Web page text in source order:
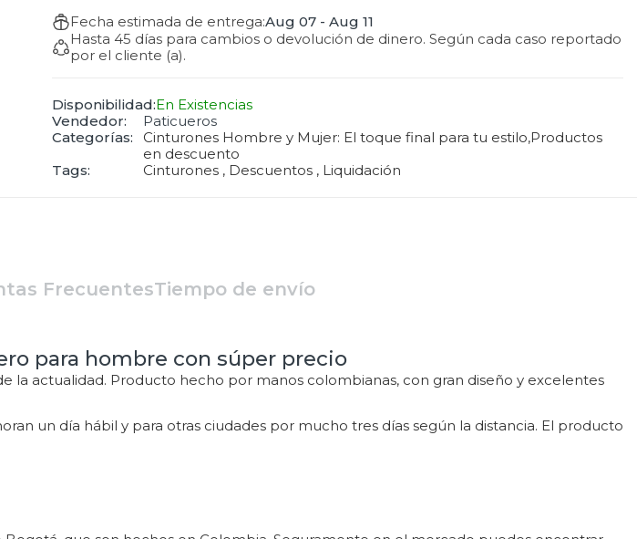
Fecha estimada de entrega:Aug 07 - Aug 11
Hasta 45 días para cambios o devolución de dinero. Según cada caso reportado
por el cliente (a).
Disponibilidad:En Existencias
Vendedor:
Paticueros
Categorías:
Cinturones Hombre y Mujer: El toque final para tu estilo,Productos
en descuento
Tags:
Cinturones Descuentos Liquidación
FrecuentesTiempo de envío
para hombre con súper precio
actualidad. Producto hecho por manos colombianas, con gran diseño y excelentes
un día hábil y para otras ciudades por mucho tres días según la distancia. El producto